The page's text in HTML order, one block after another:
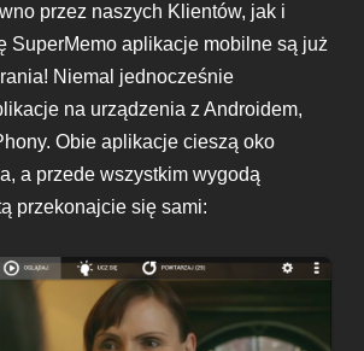
przez naszych Klientów, jak i
SuperMemo aplikacje mobilne są już
Niemal jednocześnie
na urządzenia z Androidem,
Obie aplikacje cieszą oko
a przede wszystkim wygodą
przekonajcie się sami: